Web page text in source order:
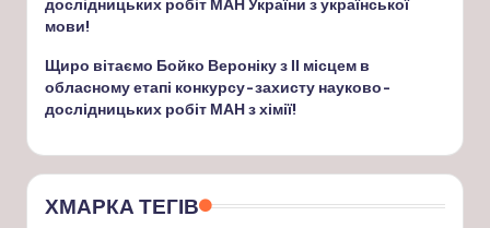
дослідницьких робіт МАН України з української
мови!
Щиро вітаємо Бойко Вероніку з ІІ місцем в
обласному етапі конкурсу-захисту науково-
дослідницьких робіт МАН з хімії!
ХМАРКА ТЕГІВ